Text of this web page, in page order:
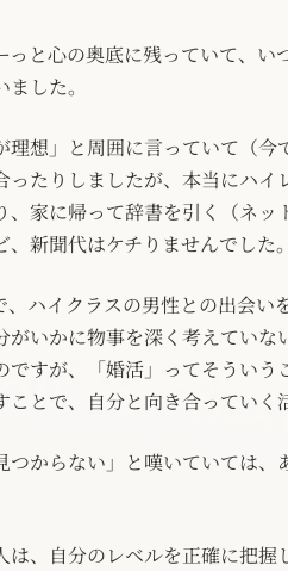
っと心の奥底に残っていて、
した。
理想」と周囲に言っていて（
たりしましたが、本当にハ
家に帰って辞書を引く（ネ
新聞代はケチりませんでした。
、ハイクラスの男性との出会い
がいかに物事を深く考えてい
ですが、「婚活」ってそうい
とで、自分と向き合っていく
つからない」と嘆いていては
は、自分のレベルを正確に把